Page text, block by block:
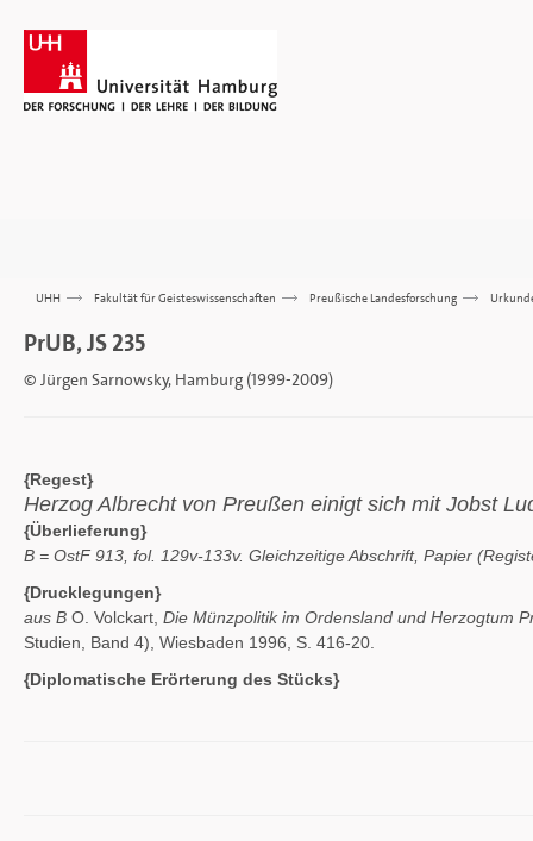
UHH >>> Fakultät für Geisteswissenschaften >>> Preußische Landesforschung >>>
PrUB, JS 235
© Jürgen Sarnowsky, Hamburg (1999-2009)
{Regest}
Herzog Albrecht von Preußen einigt sich mit Jobst
{Überlieferung}
B = OstF 913, fol. 129v-133v. Gleichzeitige Abschrift, Papier
{Drucklegungen}
aus B O. Volckart, Die Münzpolitik im Ordensland und Herzogtum
Studien, Band 4), Wiesbaden 1996, S. 416-20.
{Diplomatische Erörterung des Stücks}